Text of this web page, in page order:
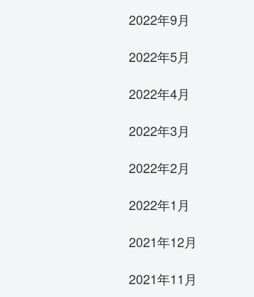
2022年9月
2022年5月
2022年4月
2022年3月
2022年2月
2022年1月
2021年12月
2021年11月